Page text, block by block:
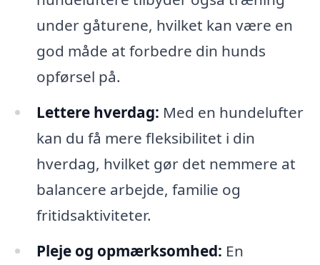
under gåturene, hvilket kan være en
god måde at forbedre din hunds
opførsel på.
Lettere hverdag: Med en hundelufter
kan du få mere fleksibilitet i din
hverdag, hvilket gør det nemmere at
balancere arbejde, familie og
fritidsaktiviteter.
Pleje og opmærksomhed: En